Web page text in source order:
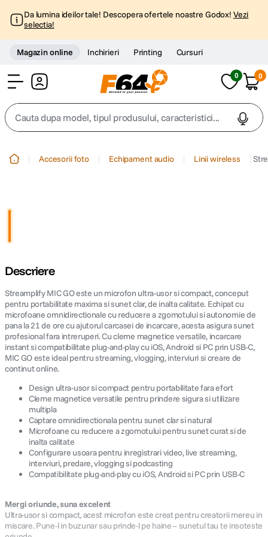
Da lumina ideilor tale! Descopera ofertele noastre Godox! Vezi
selectia!
Magazin online Inchirieri Printing Cursuri
0 0
Cauta dupa model, tipul produsului, caracteristici...
5. canon sx740 hs
6. lavaliera
7. sony fx
9. dji mic mini
10. dji osmo
Accesorii foto Echipament audio Linii wireless
Descriere
Streamplify MIC GO este un microfon ultra-usor si compact, conceput
pentru portabilitate maxima si sunet clar, de inalta calitate. Echipat cu
microfoane omnidirectionale cu reducere a zgomotului si autonomie de
pana la 21 de ore cu ajutorul carcasei de incarcare, acesta asigura sunet
profesional fara intreruperi. Cu cleme magnetice versatile, incarcare
instant si compatibilitate plug-and-play cu iOS, Android si PC prin USB-C,
MIC GO este ideal pentru streaming, vlogging, interviuri si creare de
continut online.
Design ultra-usor si compact pentru portabilitate fara efort
Cleme magnetice versatile pentru prindere sigura si utilizare
multipla
Captare omnidirectionala pentru sunet clar si natural
Microfoane cu reducere a zgomotului pentru sunet curat si de
inalta calitate
Configurare usoara pentru inregistrari video, live streaming,
interviuri, predare, vlogging si podcasting
Compatibilitate plug-and-play cu iOS, Android si PC prin USB-C
Mergi oriunde, suna excelent
Ultra-usor si compact, acest microfon este creat pentru creatorii mereu in
miscare. Pune-l in buzunar sau prinde-l pe haine – sunetul tau te insoteste